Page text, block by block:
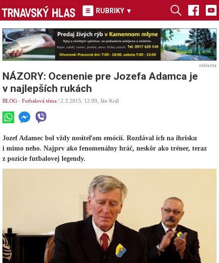
RUBRIKY ▾
reklama
NÁZORY: Ocenenie pre Jozefa Adamca je
v najlepších rukách
BLOG - Futbalová téma | 2.3.2015, 12.09, Ján Král
Jozef Adamec bol vždy nositeľom emócií. Rozdával ich na ihrisku
i mimo neho. Najprv ako fenomenálny hráč, neskôr ako tréner, teraz
z pozície futbalovej legendy.